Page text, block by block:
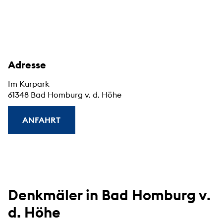
Adresse
Im Kurpark
61348 Bad Homburg v. d. Höhe
ANFAHRT
Denkmäler in Bad Homburg v.
d. Höhe